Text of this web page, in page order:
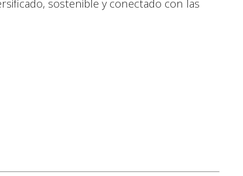
sostenible y conectado con las